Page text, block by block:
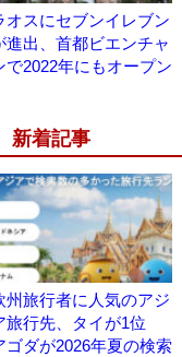
オスにセブンイレブン
進出、首都ビエンチャ
で2022年にもオープン
新着記事
州旅行者に人気のアジ
旅行先、タイが1位
ゴダが2026年夏の検索